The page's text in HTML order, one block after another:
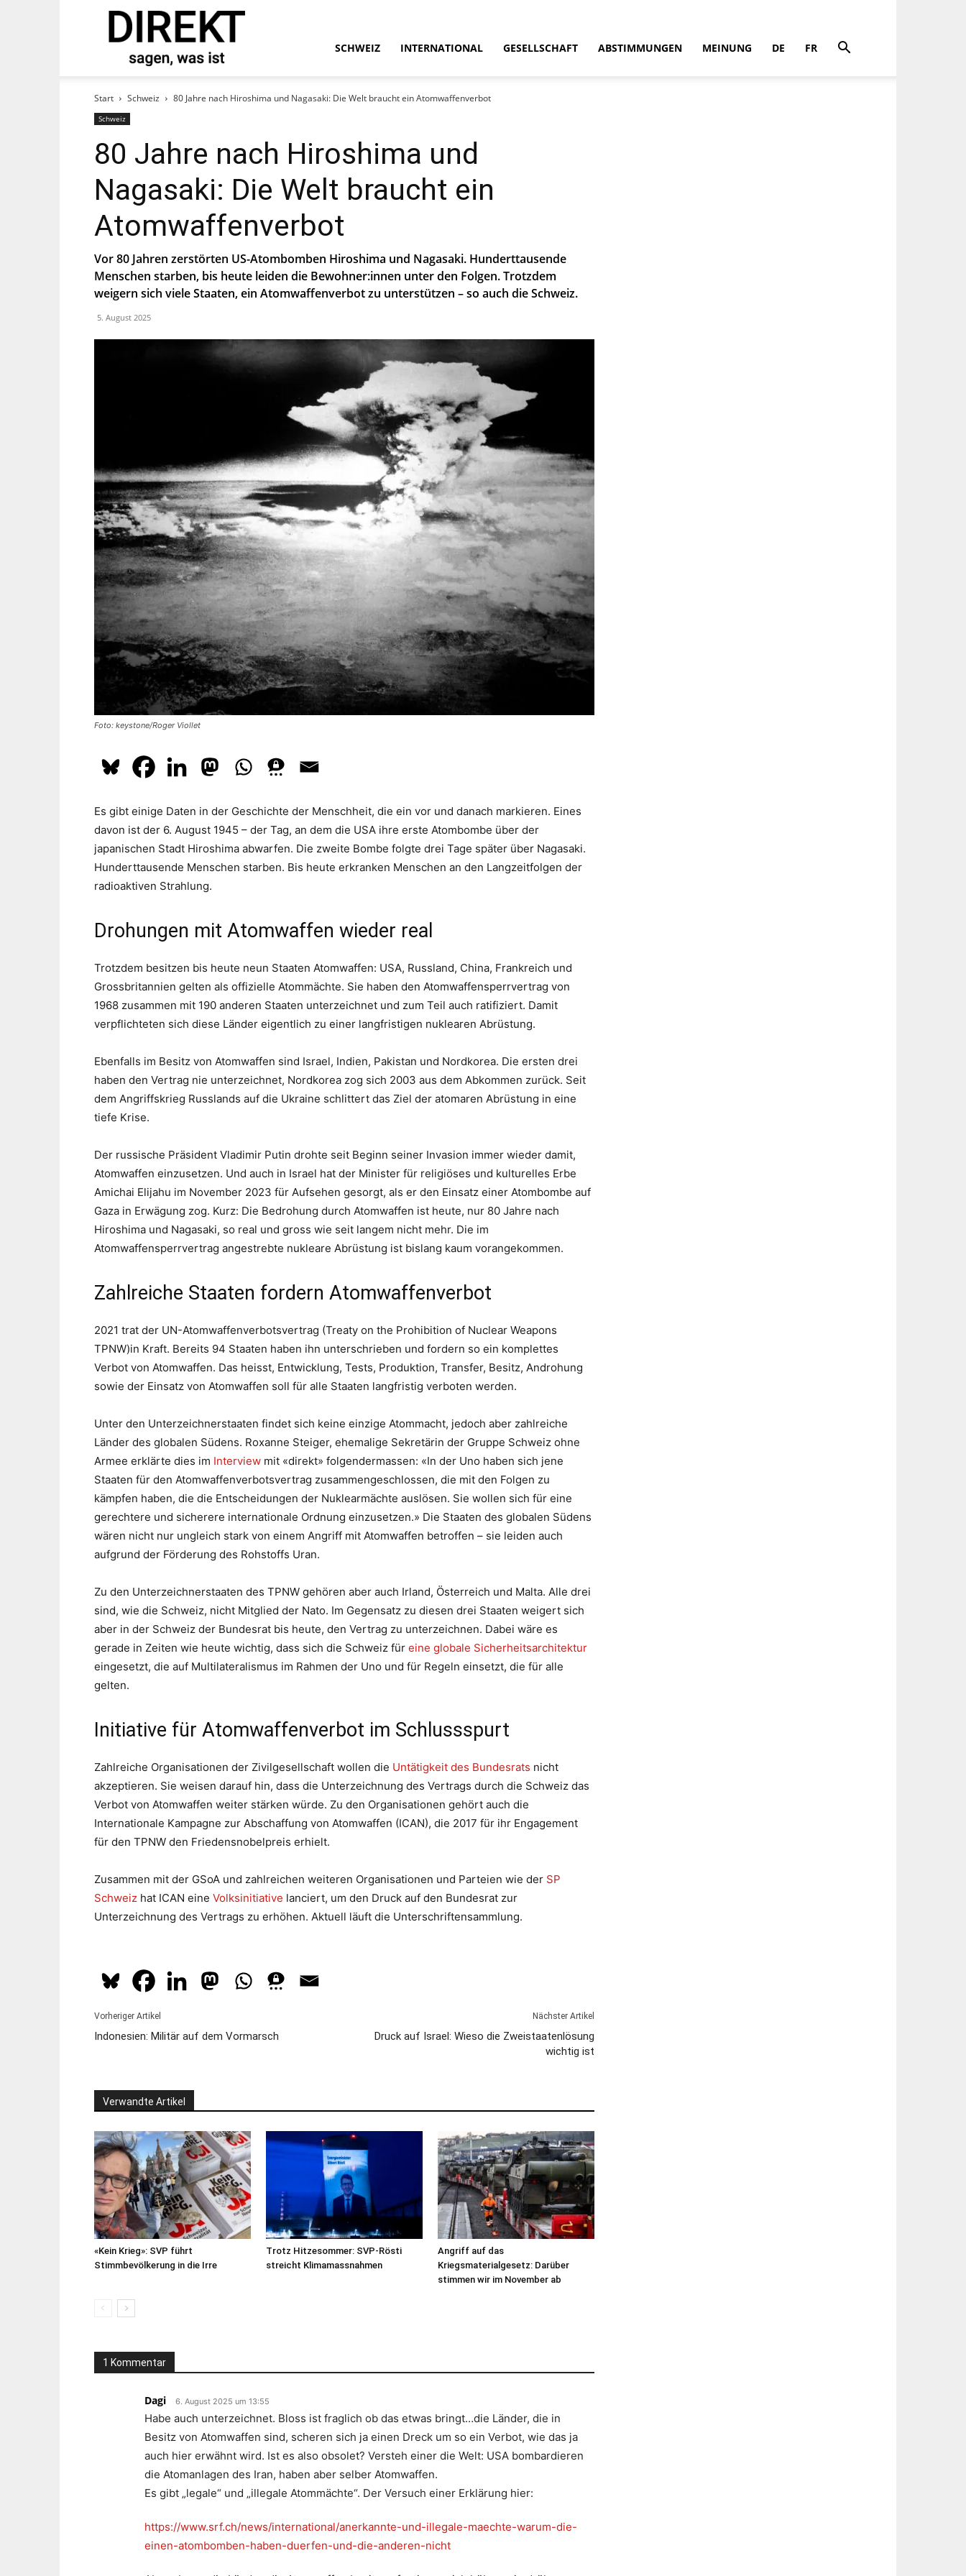
SCHWEIZ INTERNATIONAL GESELLSCHAFT ABSTIMMUNGEN MEINUNG DE FR
Start Schweiz 80 Jahre nach Hiroshima und Nagasaki: Die Welt braucht ein Atomwaffenverbot
Schweiz
80 Jahre nach Hiroshima und
Nagasaki: Die Welt braucht ein
Atomwaffenverbot
Vor 80 Jahren zerstörten US-Atombomben Hiroshima und Nagasaki. Hunderttausende
Menschen starben, bis heute leiden die Bewohner:innen unter den Folgen. Trotzdem
weigern sich viele Staaten, ein Atomwaffenverbot zu unterstützen – so auch die Schweiz.
5. August 2025
Foto: keystone/Roger Viollet
Es gibt einige Daten in der Geschichte der Menschheit, die ein vor und danach markieren. Eines
davon ist der 6. August 1945 – der Tag, an dem die USA ihre erste Atombombe über der
japanischen Stadt Hiroshima abwarfen. Die zweite Bombe folgte drei Tage später über Nagasaki.
Hunderttausende Menschen starben. Bis heute erkranken Menschen an den Langzeitfolgen der
radioaktiven Strahlung.
Drohungen mit Atomwaffen wieder real
Trotzdem besitzen bis heute neun Staaten Atomwaffen: USA, Russland, China, Frankreich und
Grossbritannien gelten als offizielle Atommächte. Sie haben den Atomwaffensperrvertrag von
1968 zusammen mit 190 anderen Staaten unterzeichnet und zum Teil auch ratifiziert. Damit
verpflichteten sich diese Länder eigentlich zu einer langfristigen nuklearen Abrüstung.
Ebenfalls im Besitz von Atomwaffen sind Israel, Indien, Pakistan und Nordkorea. Die ersten drei
haben den Vertrag nie unterzeichnet, Nordkorea zog sich 2003 aus dem Abkommen zurück. Seit
dem Angriffskrieg Russlands auf die Ukraine schlittert das Ziel der atomaren Abrüstung in eine
tiefe Krise.
Der russische Präsident Vladimir Putin drohte seit Beginn seiner Invasion immer wieder damit,
Atomwaffen einzusetzen. Und auch in Israel hat der Minister für religiöses und kulturelles Erbe
Amichai Elijahu im November 2023 für Aufsehen gesorgt, als er den Einsatz einer Atombombe auf
Gaza in Erwägung zog. Kurz: Die Bedrohung durch Atomwaffen ist heute, nur 80 Jahre nach
Hiroshima und Nagasaki, so real und gross wie seit langem nicht mehr. Die im
Atomwaffensperrvertrag angestrebte nukleare Abrüstung ist bislang kaum vorangekommen.
Zahlreiche Staaten fordern Atomwaffenverbot
2021 trat der UN-Atomwaffenverbotsvertrag (Treaty on the Prohibition of Nuclear Weapons
TPNW)in Kraft. Bereits 94 Staaten haben ihn unterschrieben und fordern so ein komplettes
Verbot von Atomwaffen. Das heisst, Entwicklung, Tests, Produktion, Transfer, Besitz, Androhung
sowie der Einsatz von Atomwaffen soll für alle Staaten langfristig verboten werden.
Unter den Unterzeichnerstaaten findet sich keine einzige Atommacht, jedoch aber zahlreiche
Länder des globalen Südens. Roxanne Steiger, ehemalige Sekretärin der Gruppe Schweiz ohne
Armee erklärte dies im Interviewmit «direkt» folgendermassen: «In der Uno haben sich jene
Staaten für den Atomwaffenverbotsvertrag zusammengeschlossen, die mit den Folgen zu
kämpfen haben, die die Entscheidungen der Nuklearmächte auslösen. Sie wollen sich für eine
gerechtere und sicherere internationale Ordnung einzusetzen.» Die Staaten des globalen Südens
wären nicht nur ungleich stark von einem Angriff mit Atomwaffen betroffen – sie leiden auch
aufgrund der Förderung des Rohstoffs Uran.
Zu den Unterzeichnerstaaten des TPNW gehören aber auch Irland, Österreich und Malta. Alle drei
sind, wie die Schweiz, nicht Mitglied der Nato. Im Gegensatz zu diesen drei Staaten weigert sich
aber in der Schweiz der Bundesrat bis heute, den Vertrag zu unterzeichnen. Dabei wäre es
gerade in Zeiten wie heute wichtig, dass sich die Schweiz für eine globale Sicherheitsarchitektur
eingesetzt, die auf Multilateralismus im Rahmen der Uno und für Regeln einsetzt, die für alle
gelten.
Initiative für Atomwaffenverbot im Schlussspurt
Zahlreiche Organisationen der Zivilgesellschaft wollen die Untätigkeit des Bundesrats nicht
akzeptieren. Sie weisen darauf hin, dass die Unterzeichnung des Vertrags durch die Schweiz das
Verbot von Atomwaffen weiter stärken würde. Zu den Organisationen gehört auch die
Internationale Kampagne zur Abschaffung von Atomwaffen (ICAN), die 2017 für ihr Engagement
für den TPNW den Friedensnobelpreis erhielt.
Zusammen mit der GSoA und zahlreichen weiteren Organisationen und Parteien wie der SP
Schweizhat ICAN eine Volksinitiative lanciert, um den Druck auf den Bundesrat zur
Unterzeichnung des Vertrags zu erhöhen. Aktuell läuft die Unterschriftensammlung.
Vorheriger Artikel
Indonesien: Militär auf dem Vormarsch
Nächster Artikel
Druck auf Israel: Wieso die Zweistaatenlösung
wichtig ist
Verwandte Artikel
«Kein Krieg»: SVP führt
Stimmbevölkerung in die Irre
Trotz Hitzesommer: SVP-Rösti
streicht Klimamassnahmen
Angriff auf das
Kriegsmaterialgesetz: Darüber
stimmen wir im November ab
1 Kommentar
Dagi 6. August 2025 um 13:55
Habe auch unterzeichnet. Bloss ist fraglich ob das etwas bringt…die Länder, die in
Besitz von Atomwaffen sind, scheren sich ja einen Dreck um so ein Verbot, wie das ja
auch hier erwähnt wird. Ist es also obsolet? Versteh einer die Welt: USA bombardieren
die Atomanlagen des Iran, haben aber selber Atomwaffen.
Es gibt „legale“ und „illegale Atommächte“. Der Versuch einer Erklärung hier:
https://www.srf.ch/news/international/anerkannte-und-illegale-maechte-warum-die-
einen-atombomben-haben-duerfen-und-die-anderen-nicht
und abonnieren Sie
stimmst Du zu, dass die SP Dich auf